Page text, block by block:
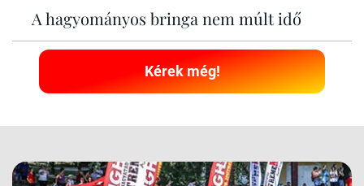
A hagyományos bringa nem múlt idő
Kérek még!